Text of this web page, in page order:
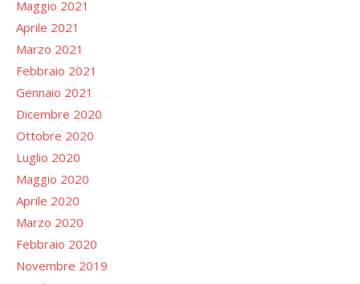
Maggio 2021
Aprile 2021
Marzo 2021
Febbraio 2021
Gennaio 2021
Dicembre 2020
Ottobre 2020
Luglio 2020
Maggio 2020
Aprile 2020
Marzo 2020
Febbraio 2020
Novembre 2019